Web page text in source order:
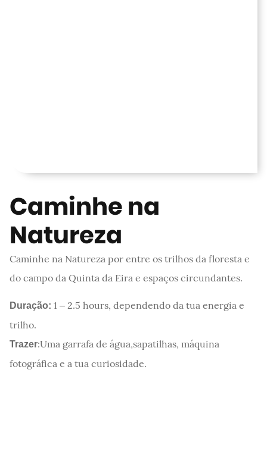
Caminhe na
Natureza
Caminhe na Natureza por entre os trilhos da floresta e
do campo da Quinta da Eira e espaços circundantes.
Duração: 1 – 2.5 hours, dependendo da tua energia e
trilho.
Trazer:Uma garrafa de água,sapatilhas, máquina
fotográfica e a tua curiosidade.